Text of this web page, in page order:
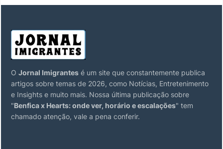
O Jornal Imigrantes é um site que constantemente publica
artigos sobre temas de 2026, como Notícias, Entretenimento
e Insights e muito mais. Nossa última publicação sobre
"Benfica x Hearts: onde ver, horário e escalações" tem
chamado atenção, vale a pena conferir.